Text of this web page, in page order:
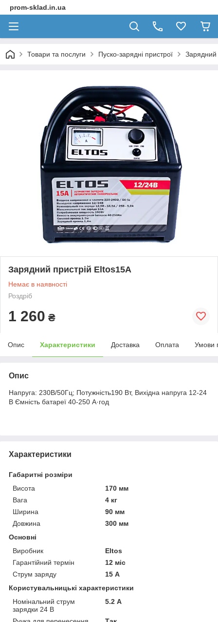
prom-sklad.in.ua
Товари та послуги Пуско-зарядні пристрої Зарядний
Зарядний пристрій Eltos15А
Немає в наявності
Роздріб
1 260 ₴
Опис Характеристики Доставка Оплата Умови
Опис
Напруга: 230В/50Гц; Потужність190 Вт, Вихідна напруга 12-24
В Ємність батареї 40-250 А·год
Характеристики
Габаритні розміри
Висота
170 мм
Вага
4 кг
Ширина
90 мм
Довжина
300 мм
Основні
Виробник
Eltos
Гарантійний термін
12 міс
Струм заряду
15 А
Користувальницькі характеристики
Номінальний струм
зарядки 24 В
5.2 А